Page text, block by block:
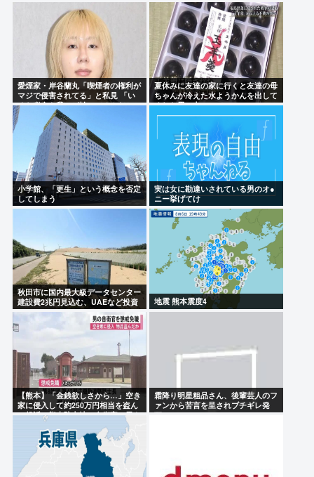
愛煙家・岸谷蘭丸「喫煙者の権利が
マジで侵害されてる」と私見 「い
くら税金を我々が払ってるんだと」
夏休みに友達の家に行くと友達の母
ちゃんが冷えた水ようかんを出して
くれた思い出
小学館、「更生」という概念を否定
してしまう
実は女に勘違いされている男のオ●
ニー挙げてけ
秋田市に国内最大級データセンター
建設費2兆円見込む、UAEなど投資
地震 熊本震度4
【熊本】「金銭欲しさから…」空き
家に侵入して約250万円相当を盗ん
で起訴、熊本駐屯地の自衛官の男を
懲戒免職
霜降り明星粗品さん、後輩芸人のフ
ァンから苦言を呈されブチギレ発
狂…